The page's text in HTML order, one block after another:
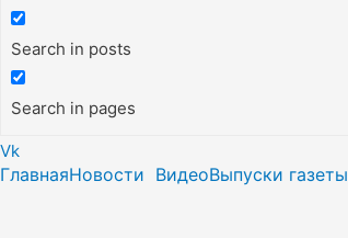
Search in posts
Search in pages
Vk
ГлавнаяНовости ВидеоВыпуски газеты